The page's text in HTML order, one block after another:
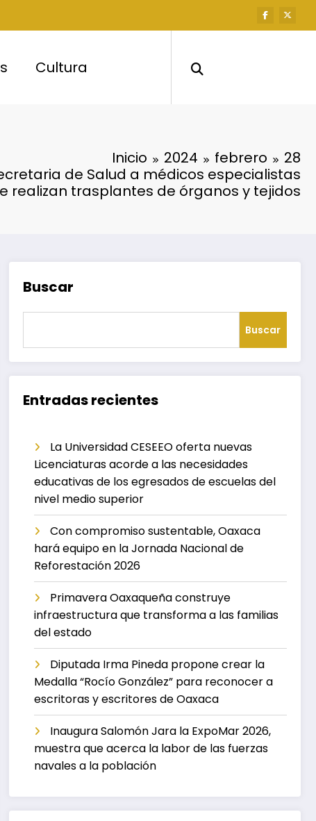
Cultura
Inicio 2024 febrero
28
de Salud a médicos especialistas
realizan trasplantes de órganos y tejidos
Buscar
Buscar
Entradas recientes
La Universidad CESEEO oferta nuevas
Licenciaturas acorde a las necesidades
educativas de los egresados de escuelas del
nivel medio superior
Con compromiso sustentable, Oaxaca
hará equipo en la Jornada Nacional de
Reforestación 2026
Primavera Oaxaqueña construye
infraestructura que transforma a las familias
del estado
Diputada Irma Pineda propone crear la
Medalla “Rocío González” para reconocer a
escritoras y escritores de Oaxaca
Inaugura Salomón Jara la ExpoMar 2026,
muestra que acerca la labor de las fuerzas
navales a la población